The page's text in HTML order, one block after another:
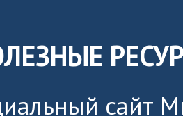
сайт